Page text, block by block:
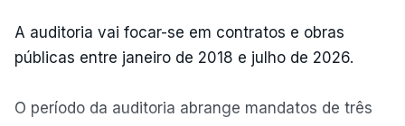
A auditoria vai focar-se em contratos e obras
públicas entre janeiro de 2018 e julho de 2026.
O período da auditoria abrange mandatos de três